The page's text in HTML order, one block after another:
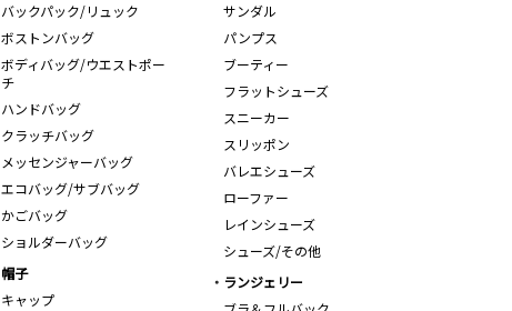
バックパック/リュック
ボストンバッグ
ボディバッグ/ウエストポー
チ
ハンドバッグ
クラッチバッグ
メッセンジャーバッグ
エコバッグ/サブバッグ
かごバッグ
ショルダーバッグ
サンダル
パンプス
ブーティー
フラットシューズ
スニーカー
スリッポン
バレエシューズ
ローファー
レインシューズ
シューズ/その他
帽子
キャップ
ランジェリー